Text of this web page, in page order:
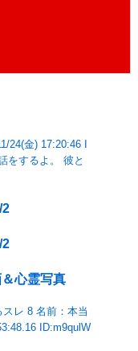
24(金) 17:20:46 I
をするよ。 彼と
2
2
心霊写真
レ 8 名前：本当
ID:m9qulW